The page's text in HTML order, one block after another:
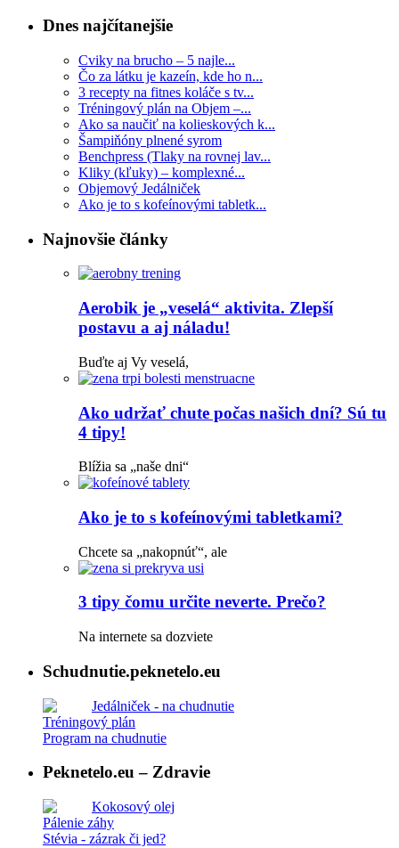
Dnes najčítanejšie
Cviky na brucho – 5 najle...
Čo za látku je kazeín, kde ho n...
3 recepty na fitnes koláče s tv...
Tréningový plán na Objem –...
Ako sa naučiť na kolieskových k...
Šampiňóny plnené syrom
Benchpress (Tlaky na rovnej lav...
Kliky (kľuky) – komplexné...
Objemový Jedálniček
Ako je to s kofeínovými tabletk...
Najnovšie články
Aerobik je „veselá“ aktivita. Zlepší
postavu a aj náladu!
Buďte aj Vy veselá,
Ako udržať chute počas našich dní? Sú tu
4 tipy!
Blížia sa „naše dni“
Ako je to s kofeínovými tabletkami?
Chcete sa „nakopnúť“, ale
3 tipy čomu určite neverte. Prečo?
Na internete sa dozviete
Schudnutie.peknetelo.eu
Jedálniček - na chudnutie
Tréningový plán
Program na chudnutie
Peknetelo.eu – Zdravie
Kokosový olej
Pálenie záhy
Stévia - zázrak či jed?